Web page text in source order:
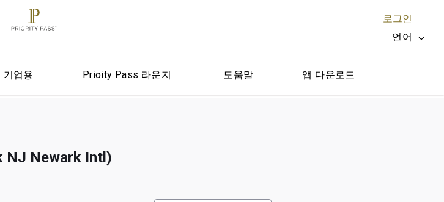
로그인
언어
기업용 Prioity Pass 라운지 도움말 앱 다운로드
NJ Newark Intl)